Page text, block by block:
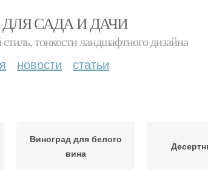
САДА И ДАЧИ
тонкости ландшафтного дизайна
новости статьи
Виноград для белого
вина